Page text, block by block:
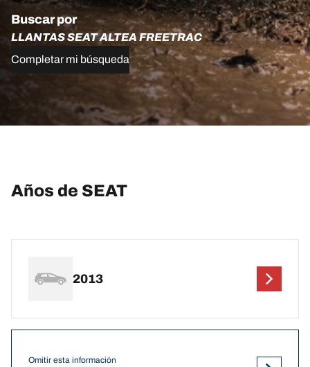
Buscar por
LLANTAS SEAT ALTEA FREETRAC
Completar mi búsqueda
Años de SEAT
2013
Omitir esta información